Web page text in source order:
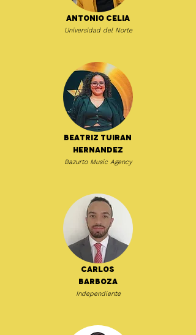
Antonio Celia
Universidad del Norte
Beatriz Tuiran
Hernandez
Bazurto Music Agency
Carlos
Barboza
Independiente